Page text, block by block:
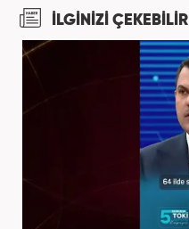
İLGİNİZİ ÇEKEBİLİR